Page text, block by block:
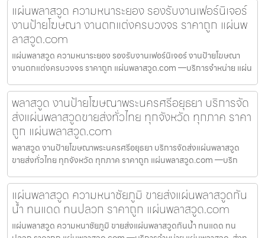
แผ่นพลาสวูด ความหนาระยอง รองรับงานเฟอร์นิเจอร์
งานป้ายโฆษณา งานตกแต่งครบวงจร ราคาถูก แผ่นพ
ลาสวูด.com
แผ่นพลาสวูด ความหนาระยอง รองรับงานเฟอร์นิเจอร์ งานป้ายโฆษณา
งานตกแต่งครบวงจร ราคาถูก แผ่นพลาสวูด.com —บริการจำหน่าย แผ่น
พลาสวูด งานป้ายโฆษณาพระนครศรีอยุธยา บริการจัด
ส่งแผ่นพลาสวูดขายส่งทั่วไทย ทุกจังหวัด ทุกภาค ราคา
ถูก แผ่นพลาสวูด.com
พลาสวูด งานป้ายโฆษณาพระนครศรีอยุธยา บริการจัดส่งแผ่นพลาสวูด
ขายส่งทั่วไทย ทุกจังหวัด ทุกภาค ราคาถูก แผ่นพลาสวูด.com —บริก
แผ่นพลาสวูด ความหนาชัยภูมิ ขายส่งแผ่นพลาสวูดกัน
น้ำ ทนแดด ทนปลวก ราคาถูก แผ่นพลาสวูด.com
แผ่นพลาสวูด ความหนาชัยภูมิ ขายส่งแผ่นพลาสวูดกันน้ำ ทนแดด ทน